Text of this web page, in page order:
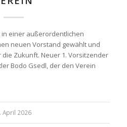
einer außerordentlichen
neuen Vorstand gewählt und
Zukunft. Neuer 1. Vorsitzender
Bodo Gsedl, der den Verein
April 2026